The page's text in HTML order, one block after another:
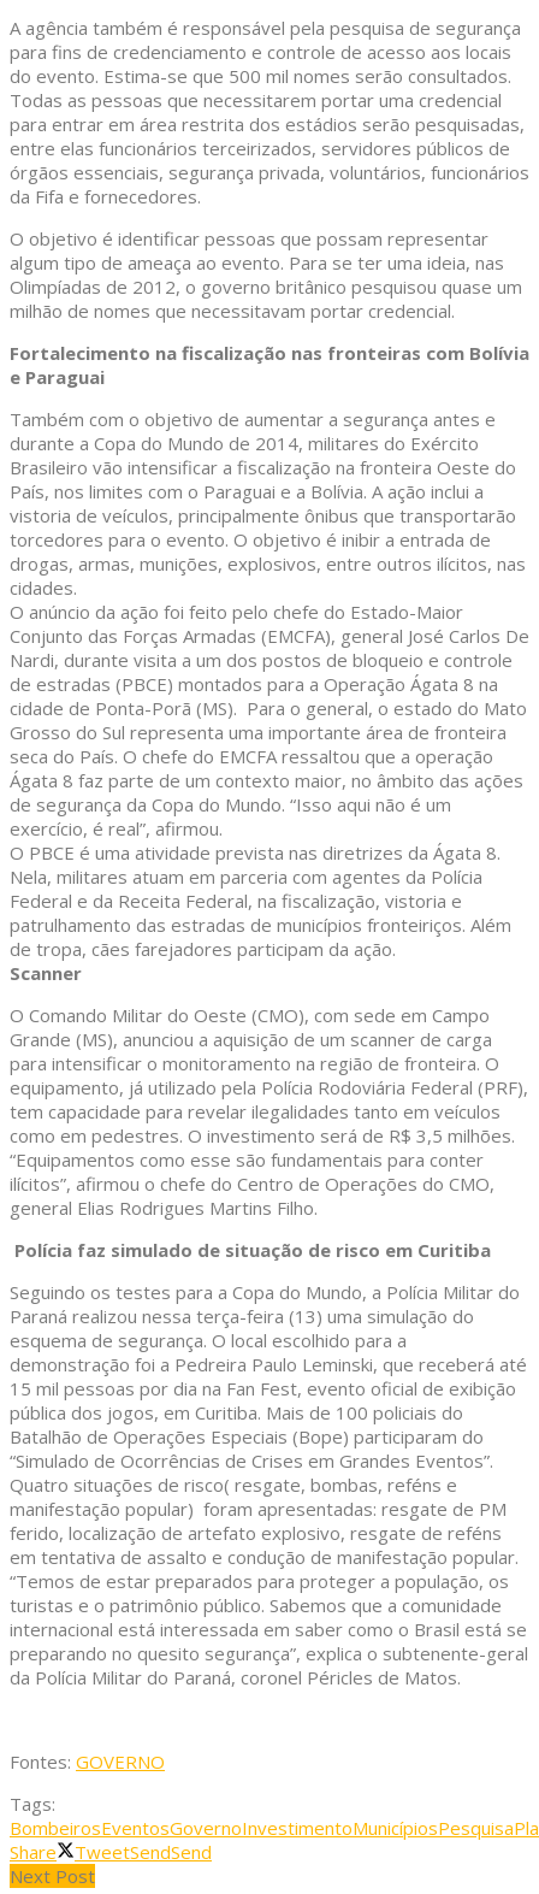
A agência também é responsável pela pesquisa de segurança
para fins de credenciamento e controle de acesso aos locais
do evento. Estima-se que 500 mil nomes serão consultados.
Todas as pessoas que necessitarem portar uma credencial
para entrar em área restrita dos estádios serão pesquisadas,
entre elas funcionários terceirizados, servidores públicos de
órgãos essenciais, segurança privada, voluntários, funcionários
da Fifa e fornecedores.
O objetivo é identificar pessoas que possam representar
algum tipo de ameaça ao evento. Para se ter uma ideia, nas
Olimpíadas de 2012, o governo britânico pesquisou quase um
milhão de nomes que necessitavam portar credencial.
Fortalecimento na fiscalização nas fronteiras com Bolívia
e Paraguai
Também com o objetivo de aumentar a segurança antes e
durante a Copa do Mundo de 2014, militares do Exército
Brasileiro vão intensificar a fiscalização na fronteira Oeste do
País, nos limites com o Paraguai e a Bolívia. A ação inclui a
vistoria de veículos, principalmente ônibus que transportarão
torcedores para o evento. O objetivo é inibir a entrada de
drogas, armas, munições, explosivos, entre outros ilícitos, nas
cidades.
O anúncio da ação foi feito pelo chefe do Estado-Maior
Conjunto das Forças Armadas (EMCFA), general José Carlos De
Nardi, durante visita a um dos postos de bloqueio e controle
de estradas (PBCE) montados para a Operação Ágata 8 na
cidade de Ponta-Porã (MS). Para o general, o estado do Mato
Grosso do Sul representa uma importante área de fronteira
seca do País. O chefe do EMCFA ressaltou que a operação
Ágata 8 faz parte de um contexto maior, no âmbito das ações
de segurança da Copa do Mundo. “Isso aqui não é um
exercício, é real”, afirmou.
O PBCE é uma atividade prevista nas diretrizes da Ágata 8.
Nela, militares atuam em parceria com agentes da Polícia
Federal e da Receita Federal, na fiscalização, vistoria e
patrulhamento das estradas de municípios fronteiriços. Além
de tropa, cães farejadores participam da ação.
Scanner
O Comando Militar do Oeste (CMO), com sede em Campo
Grande (MS), anunciou a aquisição de um scanner de carga
para intensificar o monitoramento na região de fronteira. O
equipamento, já utilizado pela Polícia Rodoviária Federal (PRF),
tem capacidade para revelar ilegalidades tanto em veículos
como em pedestres. O investimento será de R$ 3,5 milhões.
“Equipamentos como esse são fundamentais para conter
ilícitos”, afirmou o chefe do Centro de Operações do CMO,
general Elias Rodrigues Martins Filho.
Polícia faz simulado de situação de risco em Curitiba
Seguindo os testes para a Copa do Mundo, a Polícia Militar do
Paraná realizou nessa terça-feira (13) uma simulação do
esquema de segurança. O local escolhido para a
demonstração foi a Pedreira Paulo Leminski, que receberá até
15 mil pessoas por dia na Fan Fest, evento oficial de exibição
pública dos jogos, em Curitiba. Mais de 100 policiais do
Batalhão de Operações Especiais (Bope) participaram do
“Simulado de Ocorrências de Crises em Grandes Eventos”.
Quatro situações de risco( resgate, bombas, reféns e
manifestação popular) foram apresentadas: resgate de PM
ferido, localização de artefato explosivo, resgate de reféns
em tentativa de assalto e condução de manifestação popular.
“Temos de estar preparados para proteger a população, os
turistas e o patrimônio público. Sabemos que a comunidade
internacional está interessada em saber como o Brasil está se
preparando no quesito segurança”, explica o subtenente-geral
da Polícia Militar do Paraná, coronel Péricles de Matos.
Fontes: GOVERNO
Tags:
BombeirosEventosGovernoInvestimentoMunicípiosPesquisa
Share
TweetSendSend
Next Post